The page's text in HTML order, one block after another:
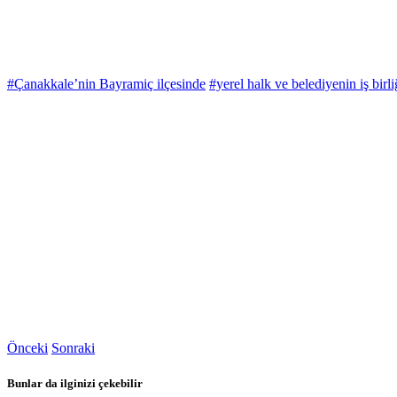
#Çanakkale’nin Bayramiç ilçesinde #yerel halk ve belediyenin iş
Önceki Sonraki
Bunlar da ilginizi çekebilir